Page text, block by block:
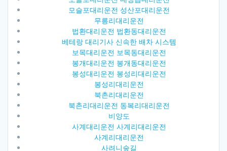
모슬포대리운전 성산포대리운전
무릉리대리운전
법환대리운전 법환동대리운전
베테랑 대리기사 신속한 배차 시스템
보목대리운전 보목동대리운전
봉개대리운전 봉개동대리운전
봉성대리운전 봉성리대리운전
봉성리대리운전
북촌리대리운전
북촌리대리운전 동복리대리운전
비양도
사계대리운전 사계리대리운전
사계리대리운전
사려니숲길